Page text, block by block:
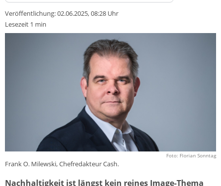
Veröffentlichung:02.06.2025, 08:28 Uhr
Lesezeit 1 min
Foto: Florian Sonntag
Frank O. Milewski, Chefredakteur Cash.
Nachhaltigkeit ist längst kein reines Image-Thema